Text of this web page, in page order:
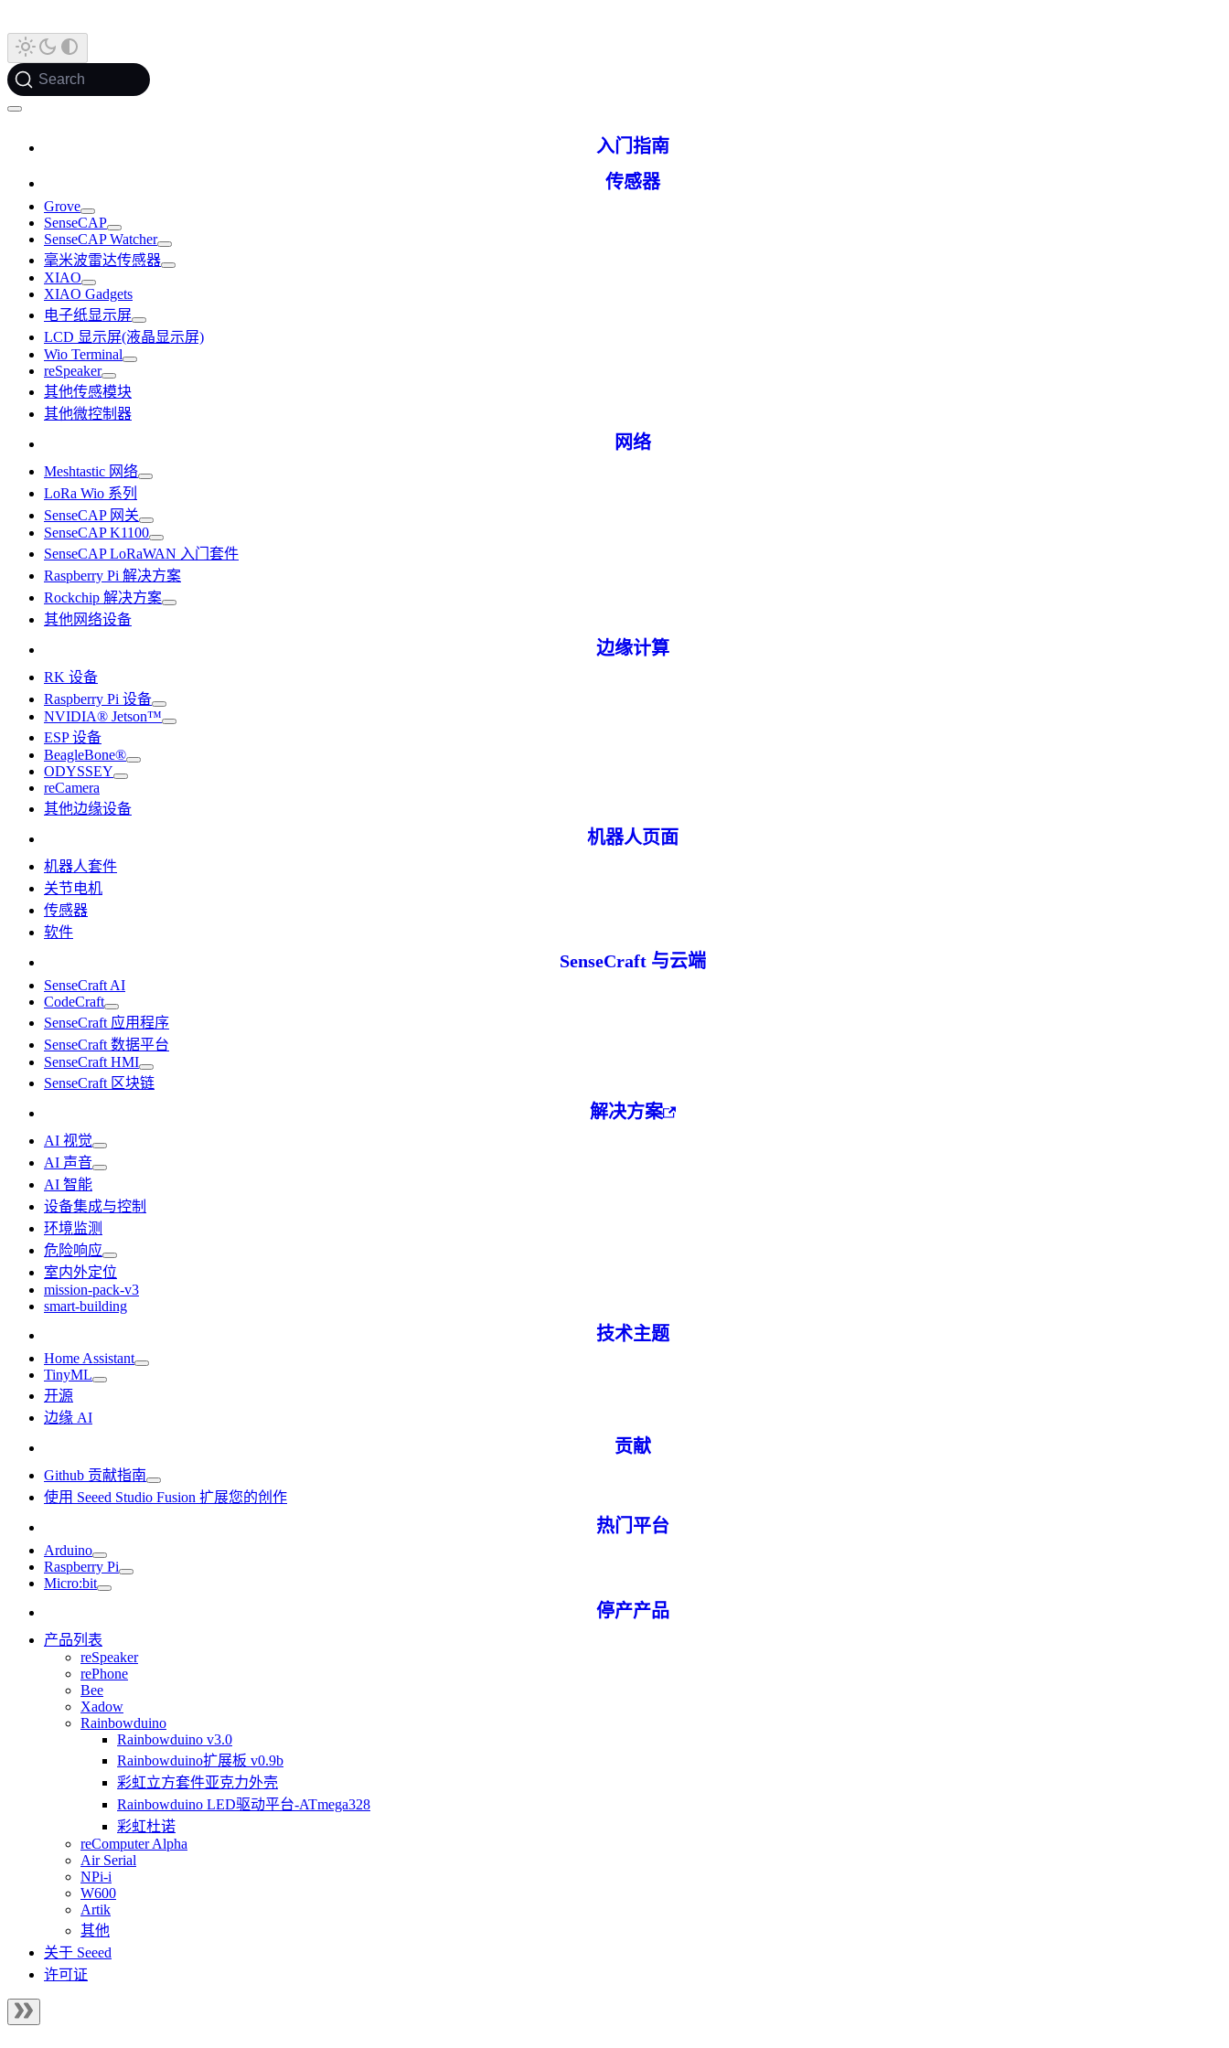
Search
入门指南
传感器
Grove
SenseCAP
SenseCAP Watcher
毫米波雷达传感器
XIAO
XIAO Gadgets
电子纸显示屏
LCD 显示屏(液晶显示屏)
Wio Terminal
reSpeaker
其他传感模块
其他微控制器
网络
Meshtastic 网络
LoRa Wio 系列
SenseCAP 网关
SenseCAP K1100
SenseCAP LoRaWAN 入门套件
Raspberry Pi 解决方案
Rockchip 解决方案
其他网络设备
边缘计算
RK 设备
Raspberry Pi 设备
NVIDIA® Jetson™
ESP 设备
BeagleBone®
ODYSSEY
reCamera
其他边缘设备
机器人页面
机器人套件
关节电机
传感器
软件
SenseCraft 与云端
SenseCraft AI
CodeCraft
SenseCraft 应用程序
SenseCraft 数据平台
SenseCraft HMI
SenseCraft 区块链
解决方案
AI 视觉
AI 声音
AI 智能
设备集成与控制
环境监测
危险响应
室内外定位
mission-pack-v3
smart-building
技术主题
Home Assistant
TinyML
开源
边缘 AI
贡献
Github 贡献指南
使用 Seeed Studio Fusion 扩展您的创作
热门平台
Arduino
Raspberry Pi
Micro:bit
停产产品
产品列表
reSpeaker
rePhone
Bee
Xadow
Rainbowduino
Rainbowduino v3.0
Rainbowduino扩展板 v0.9b
彩虹立方套件亚克力外壳
Rainbowduino LED驱动平台-ATmega328
彩虹杜诺
reComputer Alpha
Air Serial
NPi-i
W600
Artik
其他
关于 Seeed
许可证